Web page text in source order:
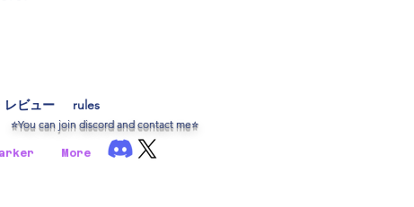
​⭐You can join discord and contact me⭐
レビュー rules
More